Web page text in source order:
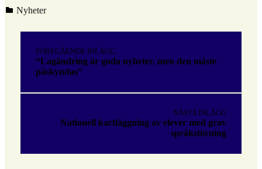
Kategoriserad i:
Nyheter
tillbaka
huvudnavigeringen
FÖREGÅENDE INLÄGG
“Lagändring är goda nyheter, men den måste
påskyndas”
NÄSTA INLÄGG
Nationell kartläggning av elever med grav
språkstörning